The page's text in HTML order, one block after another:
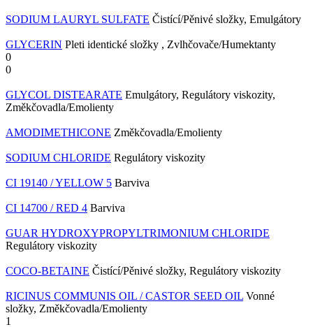
SODIUM LAURYL SULFATE Čistící/Pěnivé složky, Emulgátory
GLYCERIN Pleti identické složky , Zvlhčovače/Humektanty
0
0
GLYCOL DISTEARATE Emulgátory, Regulátory viskozity,
Změkčovadla/Emolienty
AMODIMETHICONE Změkčovadla/Emolienty
SODIUM CHLORIDE Regulátory viskozity
CI 19140 / YELLOW 5 Barviva
CI 14700 / RED 4 Barviva
GUAR HYDROXYPROPYLTRIMONIUM CHLORIDE
Regulátory viskozity
COCO-BETAINE Čistící/Pěnivé složky, Regulátory viskozity
RICINUS COMMUNIS OIL / CASTOR SEED OIL Vonné
složky, Změkčovadla/Emolienty
1